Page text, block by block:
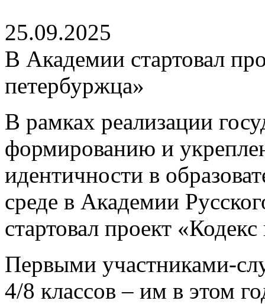
25.09.2025
В Академии стартовал
петербуржца»
В рамках реализации
формированию и
идентичности в
среде в Академии
стартовал проект
Первыми участниками-
4/8 классов – им в этом